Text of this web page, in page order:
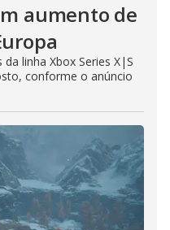
aumento de
linha Xbox Series X|S
conforme o anúncio